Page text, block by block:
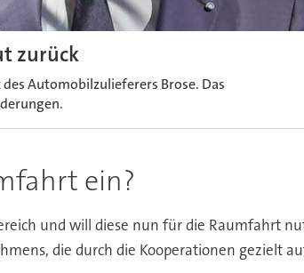
zurück
Automobilzulieferers Brose. Das
ein?
und will diese nun für die Raumfahrt
die durch die Kooperationen gezielt